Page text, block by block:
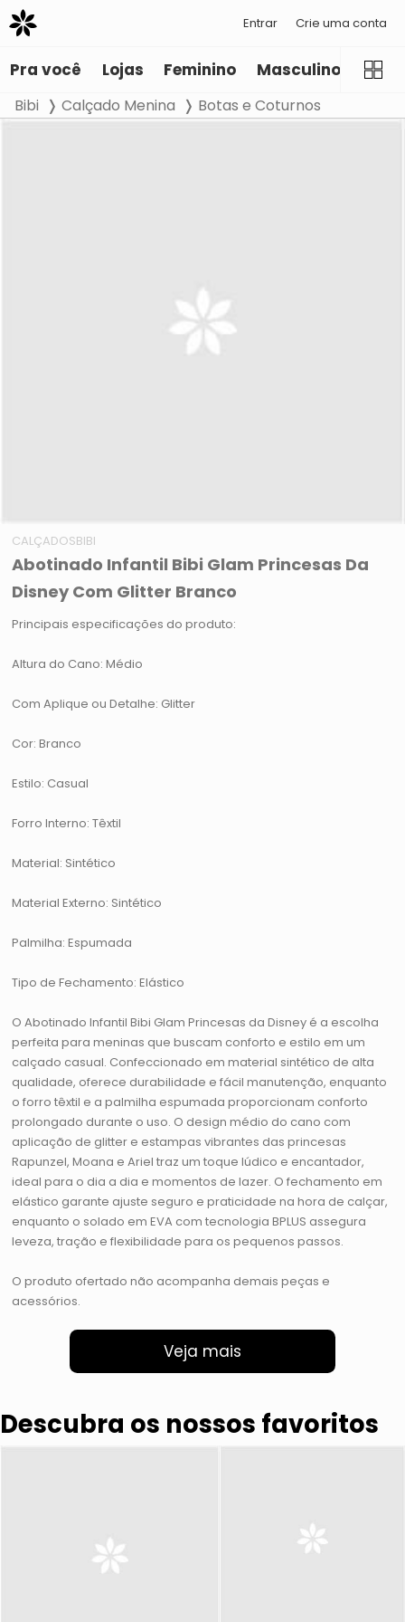
Entrar Crie uma conta
Pra você Lojas Feminino Masculino
Bibi Calçado Menina Botas e Coturnos
CALÇADOSBIBI
Abotinado Infantil Bibi Glam Princesas Da
Disney Com Glitter Branco
Principais especificações do produto:
Altura do Cano: Médio
Com Aplique ou Detalhe: Glitter
Cor: Branco
Estilo: Casual
Forro Interno: Têxtil
Material: Sintético
Material Externo: Sintético
Palmilha: Espumada
Tipo de Fechamento: Elástico
O Abotinado Infantil Bibi Glam Princesas da Disney é a escolha
perfeita para meninas que buscam conforto e estilo em um
calçado casual. Confeccionado em material sintético de alta
qualidade, oferece durabilidade e fácil manutenção, enquanto
o forro têxtil e a palmilha espumada proporcionam conforto
prolongado durante o uso. O design médio do cano com
aplicação de glitter e estampas vibrantes das princesas
Rapunzel, Moana e Ariel traz um toque lúdico e encantador,
ideal para o dia a dia e momentos de lazer. O fechamento em
elástico garante ajuste seguro e praticidade na hora de calçar,
enquanto o solado em EVA com tecnologia BPLUS assegura
leveza, tração e flexibilidade para os pequenos passos.
O produto ofertado não acompanha demais peças e
acessórios.
Veja mais
Descubra os nossos favoritos